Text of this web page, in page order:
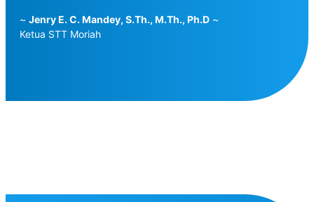
~ Jenry E. C. Mandey, S.Th., M.Th., Ph.D ~
Ketua STT Moriah